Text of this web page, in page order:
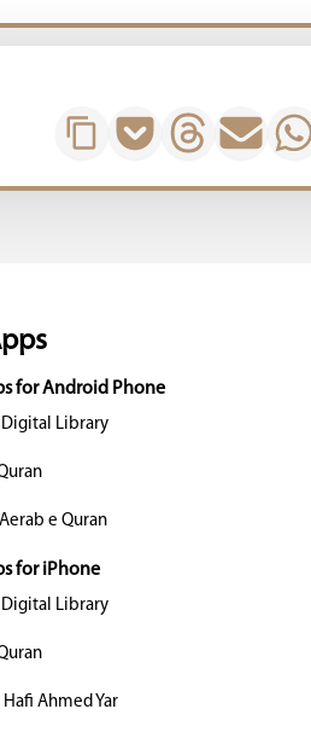
for Android Phone
Digital Library
e Quran
for iPhone
Digital Library
Hafi Ahmed Yar